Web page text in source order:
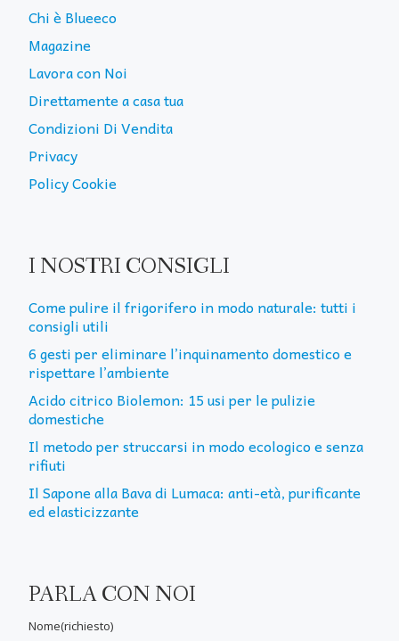
Chi è Blueeco
Magazine
Lavora con Noi
Direttamente a casa tua
Condizioni Di Vendita
Privacy
Policy Cookie
I NOSTRI CONSIGLI
Come pulire il frigorifero in modo naturale: tutti i
consigli utili
6 gesti per eliminare l’inquinamento domestico e
rispettare l’ambiente
Acido citrico Biolemon: 15 usi per le pulizie
domestiche
Il metodo per struccarsi in modo ecologico e senza
rifiuti
Il Sapone alla Bava di Lumaca: anti-età, purificante
ed elasticizzante
PARLA CON NOI
Nome(richiesto)